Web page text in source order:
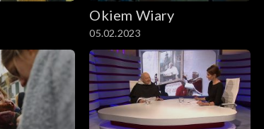
Okiem Wiary
05.02.2023